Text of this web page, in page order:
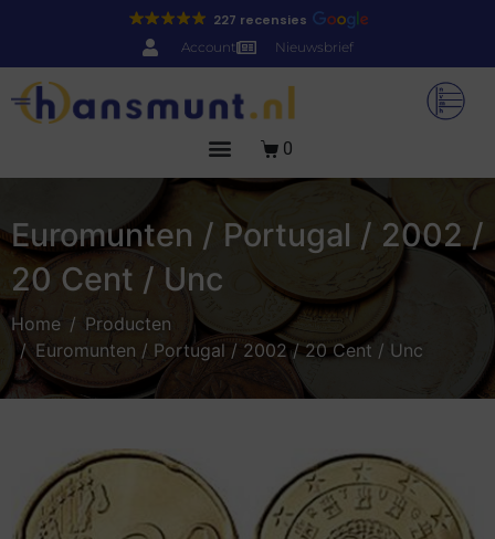
227 recensies
Account Nieuwsbrief
0
Euromunten / Portugal / 2002 /
20 Cent / Unc
Home
Producten
Euromunten / Portugal / 2002 / 20 Cent / Unc